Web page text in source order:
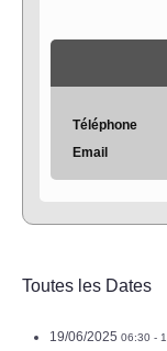
Téléphone
Email
Toutes les Dates
19/06/2025 06:30 -